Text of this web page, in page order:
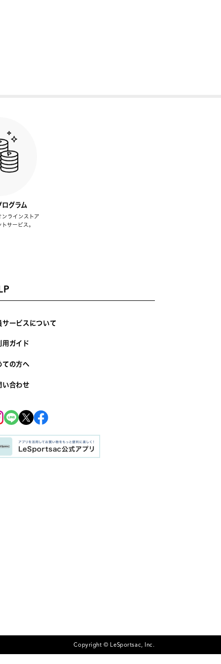
ログラム
ラインストア
サービス。
サービスについて
用ガイド
ての方へ
い合わせ
Copyright © LeSportsac, Inc.